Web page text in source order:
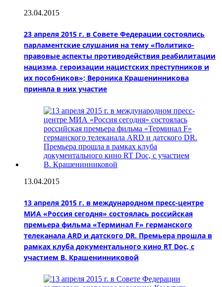
23.04.2015
23 апреля 2015 г. в Совете Федерации состоялись
парламентские слушания на тему «Политико-
правовые аспекты противодействия реабилитации
нацизма, героизации нацистских преступников и
их пособников»; Вероника Крашенинникова
приняла в них участие
13.04.2015
13 апреля 2015 г. в международном пресс-центре
МИА «Россия сегодня» состоялась российская
премьера фильма «Терминал F» германского
телеканала ARD и датского DR. Премьера прошла в
рамках клуба документального кино RT Doc, с
участием В. Крашенинниковой